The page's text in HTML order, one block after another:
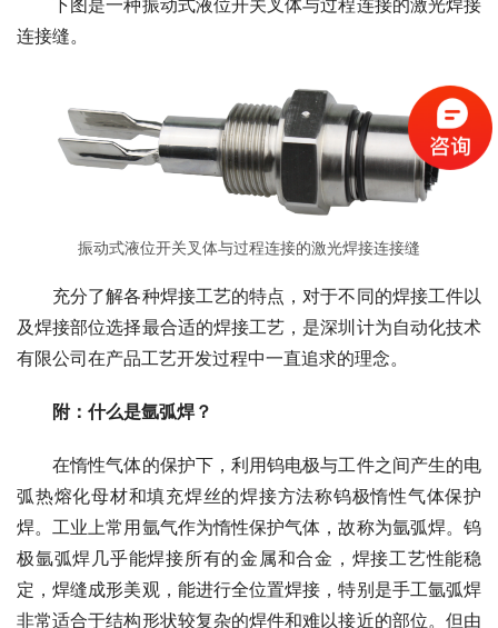
下图是一种振动式液位开关叉体与过程连接的激光焊接
连接缝。
振动式液位开关叉体与过程连接的激光焊接连接缝
充分了解各种焊接工艺的特点，对于不同的焊接工件以
及焊接部位选择最合适的焊接工艺，是深圳计为自动化技术
有限公司在产品工艺开发过程中一直追求的理念。
附：什么是氩弧焊？
在惰性气体的保护下，利用钨电极与工件之间产生的电
弧热熔化母材和填充焊丝的焊接方法称钨极惰性气体保护
焊。工业上常用氩气作为惰性保护气体，故称为氩弧焊。钨
极氩弧焊几乎能焊接所有的金属和合金，焊接工艺性能稳
定，焊缝成形美观，能进行全位置焊接，特别是手工氩弧焊
非常适合于结构形状较复杂的焊件和难以接近的部位。但由